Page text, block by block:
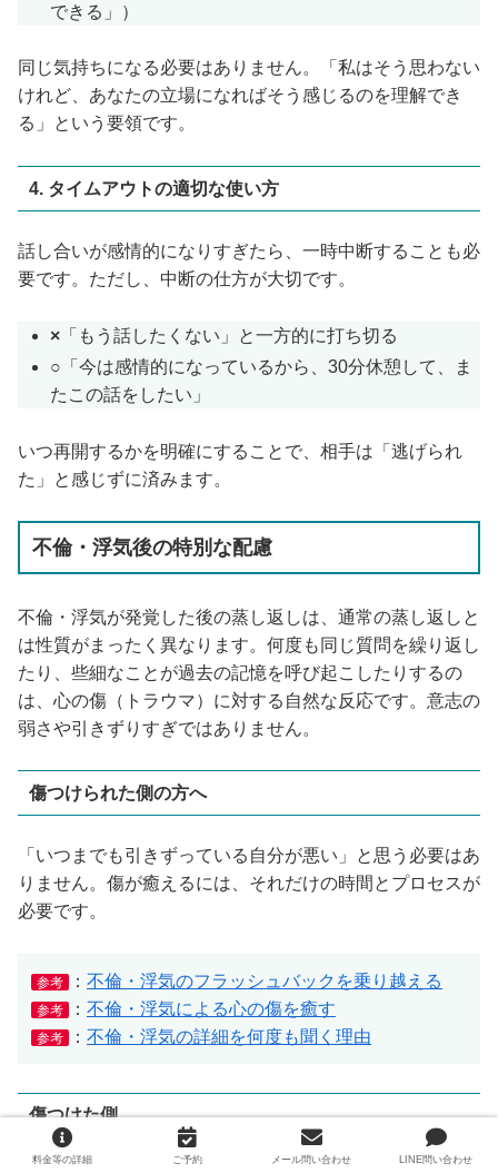
できる」）
同じ気持ちになる必要はありません。「私はそう思わない
けれど、あなたの立場になればそう感じるのを理解でき
る」という要領です。
4. タイムアウトの適切な使い方
話し合いが感情的になりすぎたら、一時中断することも必
要です。ただし、中断の仕方が大切です。
× 「もう話したくない」と一方的に打ち切る
○ 「今は感情的になっているから、30分休憩して、ま
たこの話をしたい」
いつ再開するかを明確にすることで、相手は「逃げられ
た」と感じずに済みます。
不倫・浮気後の特別な配慮
不倫・浮気が発覚した後の蒸し返しは、通常の蒸し返しと
は性質がまったく異なります。何度も同じ質問を繰り返し
たり、些細なことが過去の記憶を呼び起こしたりするの
は、心の傷（トラウマ）に対する自然な反応です。意志の
弱さや引きずりすぎではありません。
傷つけられた側の方へ
「いつまでも引きずっている自分が悪い」と思う必要はあ
りません。傷が癒えるには、それだけの時間とプロセスが
必要です。
参考 ： 不倫・浮気のフラッシュバックを乗り越える
参考 ： 不倫・浮気による心の傷を癒す
参考 ： 不倫・浮気の詳細を何度も聞く理由
傷つけた側
料金等の詳細 ご予約 メール問い合わせ LINE問い合わせ